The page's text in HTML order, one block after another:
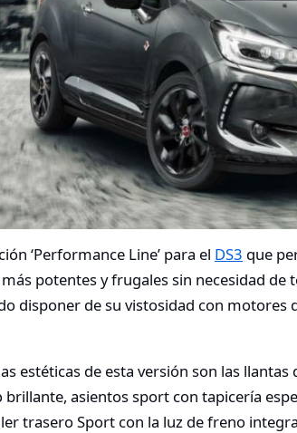
‘Performance Line’ para el DS3 que
potentes y frugales sin necesidad de
disponer de su vistosidad con motores
estéticas de esta versión son las
asientos sport con tapicería
trasero Sport con la luz de freno